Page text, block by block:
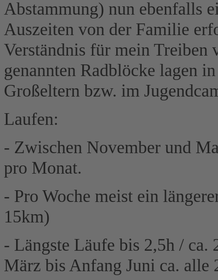
Abstammung) nun ebenfalls
Auszeiten von der Familie
Verständnis für mein Treiben
genannten Radblöcke lagen
Großeltern bzw. im
Laufen:
- Zwischen November und
pro Monat.
- Pro Woche meist ein
15km)
- Längste Läufe bis 2,5h /
März bis Anfang Juni ca. alle